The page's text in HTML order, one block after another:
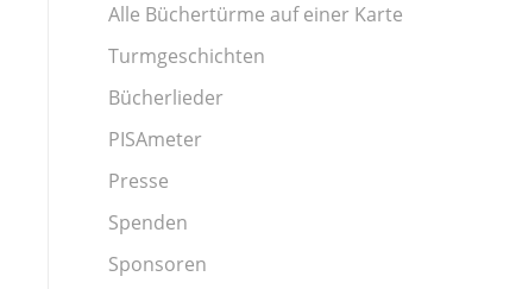
Alle Büchertürme auf einer Karte
Turmgeschichten
Bücherlieder
PISAmeter
Presse
Spenden
Sponsoren